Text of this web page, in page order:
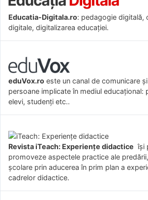
Educatia-Digitala.ro: pedagogie digitală,
digitale, digitalizarea educației.
eduVox.ro este un canal de comunicare
persoane implicate în mediul educațional:
elevi, studenți etc..
Revista iTeach: Experienţe didactice îşi
promoveze aspectele practice ale
şcolare prin aducerea în prim plan a
cadrelor didactice.